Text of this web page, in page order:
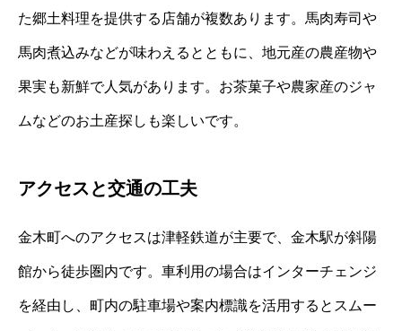
た郷土料理を提供する店舗が複数あります。馬肉寿司や
馬肉煮込みなどが味わえるとともに、地元産の農産物や
果実も新鮮で人気があります。お茶菓子や農家産のジャ
ムなどのお土産探しも楽しいです。
アクセスと交通の工夫
金木町へのアクセスは津軽鉄道が主要で、金木駅が斜陽
館から徒歩圏内です。車利用の場合はインターチェンジ
を経由し、町内の駐車場や案内標識を活用するとスムー